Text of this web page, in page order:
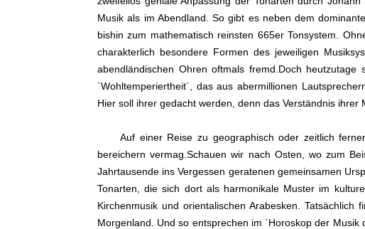
Musik als im Abendland. So gibt es neben dem
bishin zum mathematisch reinsten 665er Tonsystem.
charakterlich besondere Formen des jeweiligen
abendländischen Ohren oftmals fremd.Doch
`Wohltemperiertheit´, das aus abermillionen
Hier soll ihrer gedacht werden, denn das Verständnis
Auf einer Reise zu geographisch oder zeitlich fernen
bereichern vermag.Schauen wir nach Osten, wo zum
Jahrtausende ins Vergessen geratenen gemeinsamen
Tonarten, die sich dort als harmonikale Muster im
Kirchenmusik und orientalischen Arabesken.
Morgenland. Und so entsprechen im `Horoskop der